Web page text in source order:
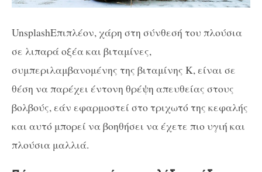
UnsplashΕπιπλέον, χάρη στη σύνθεσή του πλούσια
σε λιπαρά οξέα και βιταμίνες,
συμπεριλαμβανομένης της βιταμίνης Κ, είναι σε
θέση να παρέχει έντονη θρέψη απευθείας στους
βολβούς, εάν εφαρμοστεί στο τριχωτό της κεφαλής
και αυτό μπορεί να βοηθήσει να έχετε πιο υγιή και
πλούσια μαλλιά.